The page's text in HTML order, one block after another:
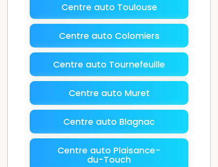
Centre auto Toulouse
Centre auto Colomiers
Centre auto Tournefeuille
Centre auto Muret
Centre auto Blagnac
Centre auto Plaisance-
du-Touch